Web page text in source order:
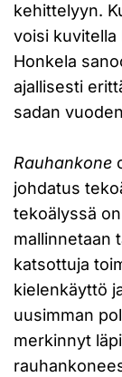
kehittelyyn.
voisi kuvitella
Honkela
ajallisesti
sadan
Rauhankone
johdatus
tekoälyssä
mallinnetaan
katsottuja
kielenkäyttö
uusimman
merkinnyt